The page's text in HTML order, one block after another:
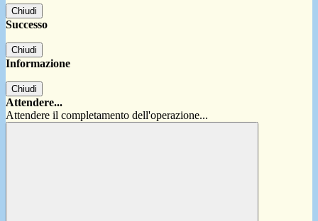
Chiudi
Successo
Chiudi
Informazione
Chiudi
Attendere...
Attendere il completamento dell'operazione...